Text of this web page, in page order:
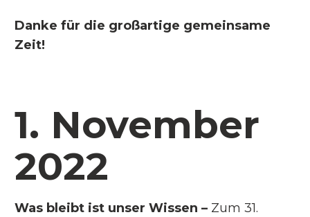
Danke für die großartige gemeinsame
Zeit!
1. November
2022
Was bleibt ist unser Wissen – Zum 31.